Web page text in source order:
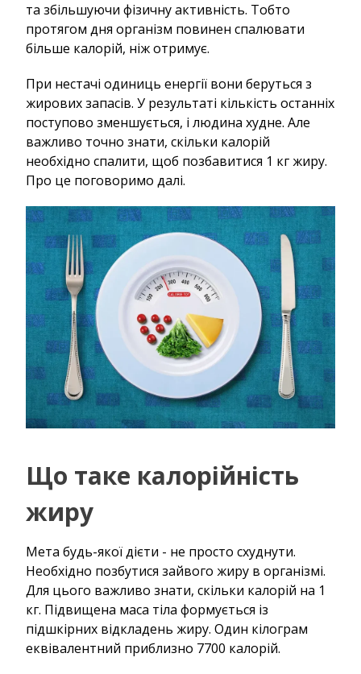
та збільшуючи фізичну активність. Тобто
протягом дня організм повинен спалювати
більше калорій, ніж отримує.
При нестачі одиниць енергії вони беруться з
жирових запасів. У результаті кількість останніх
поступово зменшується, і людина худне. Але
важливо точно знати, скільки калорій
необхідно спалити, щоб позбавитися 1 кг жиру.
Про це поговоримо далі.
Що таке калорійність
жиру
Мета будь-якої дієти - не просто схуднути.
Необхідно позбутися зайвого жиру в організмі.
Для цього важливо знати, скільки калорій на 1
кг. Підвищена маса тіла формується із
підшкірних відкладень жиру. Один кілограм
еквівалентний приблизно 7700 калорій.